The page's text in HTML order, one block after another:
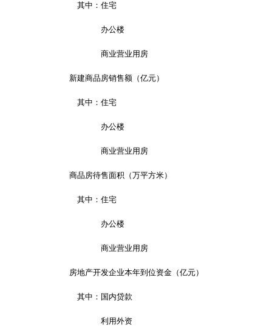
其中：住宅
办公楼
商业营业用房
新建商品房销售额（亿元）
其中：住宅
办公楼
商业营业用房
商品房待售面积（万平方米）
其中：住宅
办公楼
商业营业用房
房地产开发企业本年到位资金（亿元）
其中：国内贷款
利用外资